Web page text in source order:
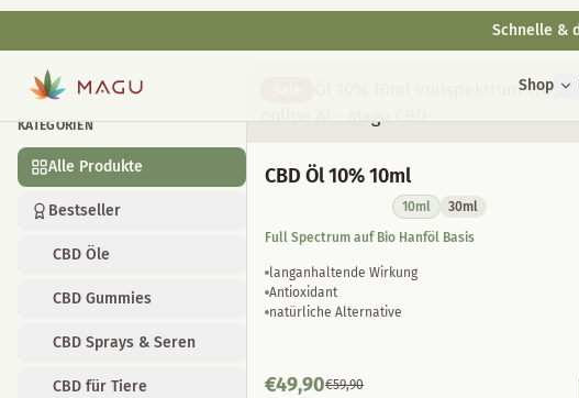
KATEGORIEN
Bestseller
CBD Öle
CBD Gummies
CBD Sprays & Seren
CBD für Tiere
Schlaf
CBD Öl 10% 10ml
10ml
30ml
Full Spectrum auf Bio Hanföl Basis
langanhaltende Wirkung
Antioxidant
natürliche Alternative
€49,90€59,90